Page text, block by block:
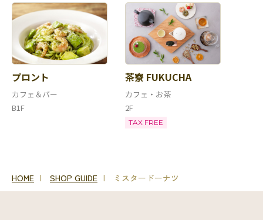
プロント
カフェ＆バー
B1F
茶寮 FUKUCHA
カフェ・お茶
2F
TAX FREE
HOME SHOP GUIDE ミスタードーナツ